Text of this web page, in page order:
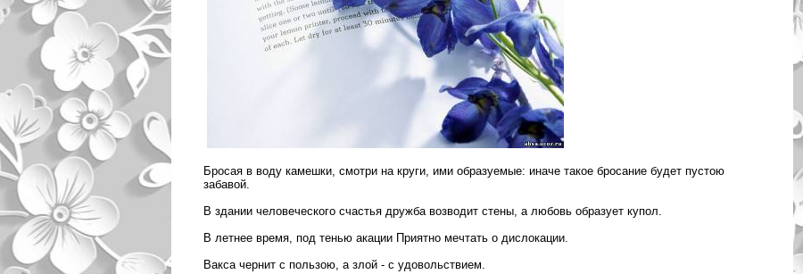
Бросая в воду камешки, смотри на круги, ими образуемые: иначе такое бросание будет пустою
забавой.
В здании человеческого счастья дружба возводит стены, а любовь образует купол.
В летнее время, под тенью акации Приятно мечтать о дислокации.
Вакса чернит с пользою, а злой - с удовольствием.